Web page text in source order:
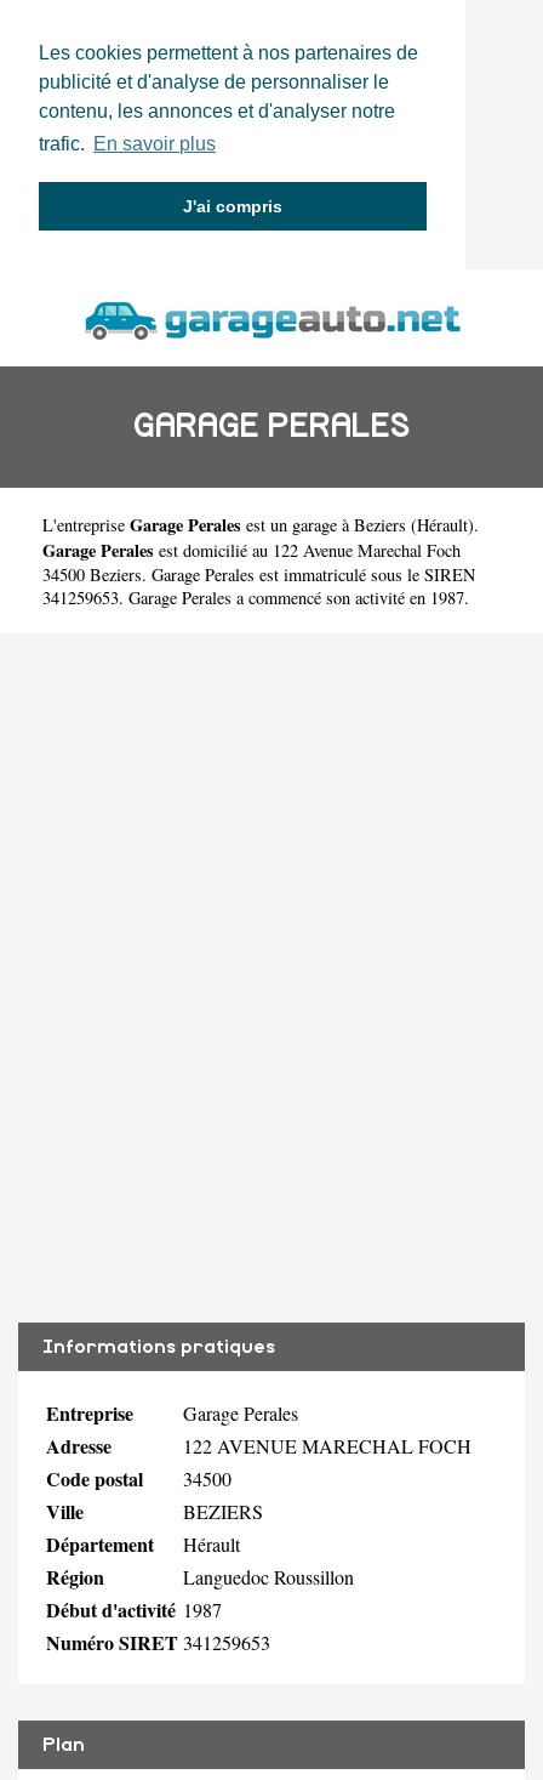
Les cookies permettent à nos partenaires de
publicité et d'analyse de personnaliser le
contenu, les annonces et d'analyser notre
trafic. En savoir plus
J'ai compris
GARAGE PERALES
L'entreprise Garage Perales est un garage à Beziers (Hérault).
Garage Perales est domicilié au 122 Avenue Marechal Foch
34500 Beziers. Garage Perales est immatriculé sous le SIREN
341259653. Garage Perales a commencé son activité en 1987.
Informations pratiques
Entreprise Garage Perales
Adresse 122 AVENUE MARECHAL FOCH
Code postal 34500
Ville BEZIERS
Département Hérault
Région Languedoc Roussillon
Début d'activité 1987
Numéro SIRET341259653
Plan